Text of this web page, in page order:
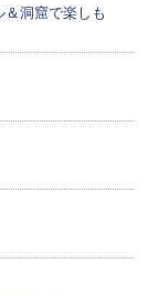
洞窟で楽しも